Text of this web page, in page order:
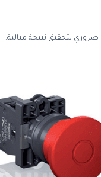
لتحقيق نتيجة مثالية.